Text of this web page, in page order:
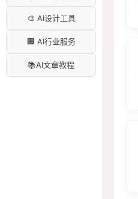
🎨 AI设计工具
🏢 AI行业服务
📚AI文章教程